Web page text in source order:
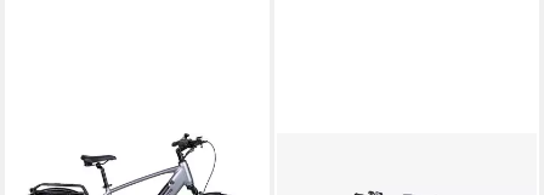
SAXONETTE
E-Bike ATB SAXONETTE X-